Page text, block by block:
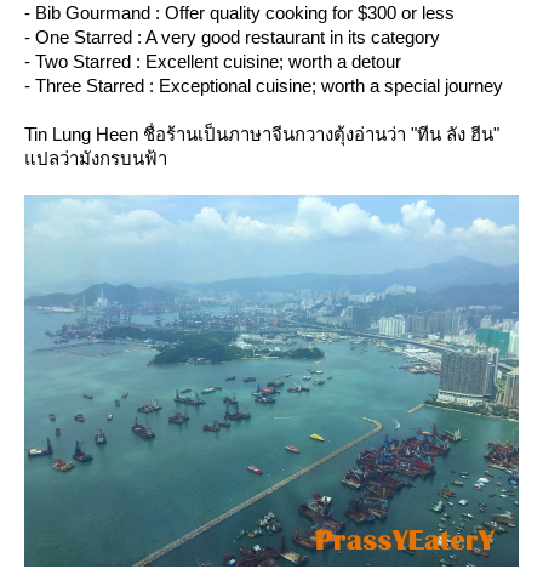
- Bib Gourmand : Offer quality cooking for $300 or less
- One Starred : A very good restaurant in its category
- Two Starred : Excellent cuisine; worth a detour
- Three Starred : Exceptional cuisine; worth a special journey
Tin Lung Heen ชื่อร้านเป็นภาษาจีนกวางตุ้งอ่านว่า "ทีน ลัง ฮีน"
ปลว่ามังกรบนฟ้า